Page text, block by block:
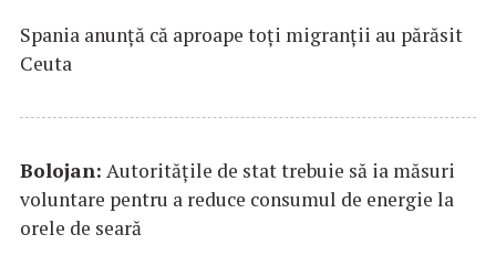
Spania anunţă că aproape toţi migranţii au părăsit
Ceuta
Bolojan: Autorităţile de stat trebuie să ia măsuri
voluntare pentru a reduce consumul de energie la
orele de seară